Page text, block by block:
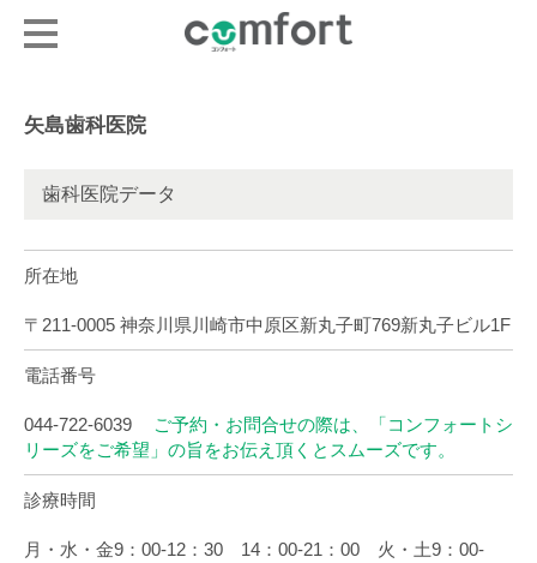
矢島歯科医院
歯科医院データ
所在地
〒211-0005 神奈川県川崎市中原区新丸子町769新丸子ビル1F
電話番号
044-722-6039
ご予約・お問合せの際は、「コンフォートシ
リーズをご希望」の旨をお伝え頂くとスムーズです。
診療時間
月・水・金9：00-12：30 14：00-21：00 火・土9：00-